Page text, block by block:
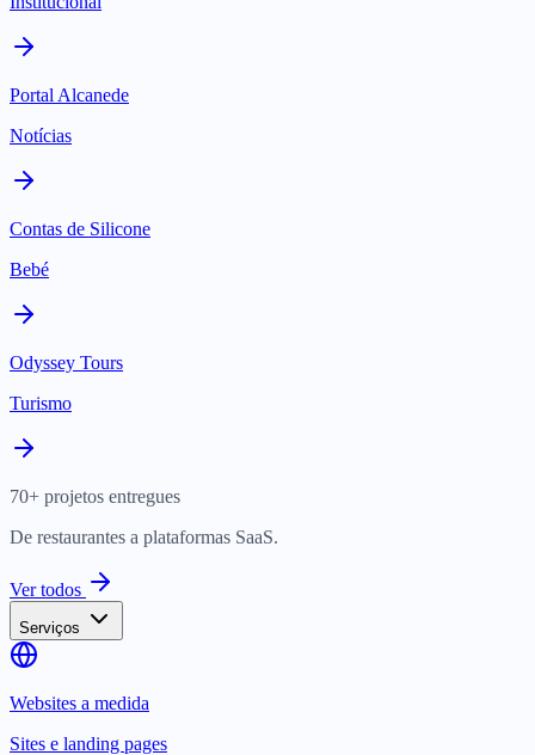
Portal Alcanede
Notícias
Contas de Silicone
Bebé
Odyssey Tours
Turismo
70+ projetos entregues
De restaurantes a plataformas SaaS.
Ver todos
Serviços
Websites a medida
Sites e landing pages